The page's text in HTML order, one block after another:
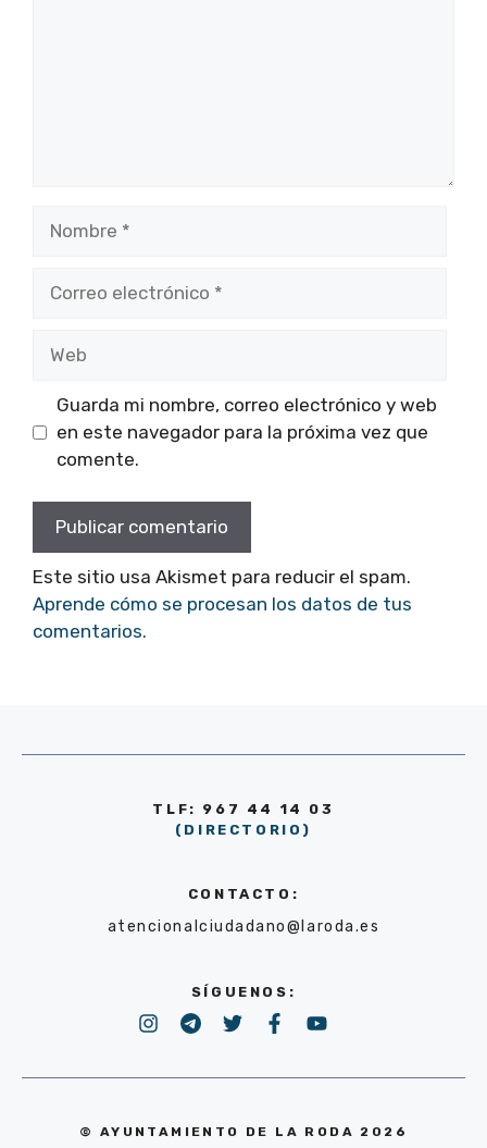
Guarda mi nombre, correo electrónico y web
en este navegador para la próxima vez que
comente.
Este sitio usa Akismet para reducir el spam.
Aprende cómo se procesan los datos de tus
comentarios.
TLF: 967 44 14 03
(DIRECTORIO)
CONTACTO:
atencionalciudadano@laroda.es
SÍGUENOS:
© AYUNTAMIENTO DE LA RODA 2026